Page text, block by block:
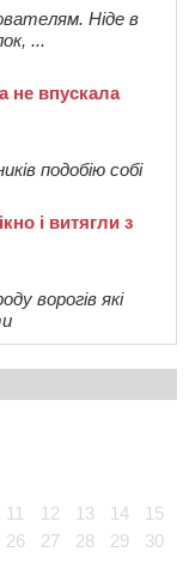
Ніде в
...
не впускала
подобію собі
і витягли з
ворогів які
11 12 13 14
15
26 27 28 29
30